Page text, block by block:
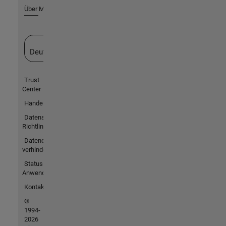
Über MathWorks
Deutschland
Trust
Center
Handelsmarken
Datenschutz-
Richtlinien
Datendiebstahl
verhindern
Status von
Anwendungen
Kontakt
©
1994-
2026